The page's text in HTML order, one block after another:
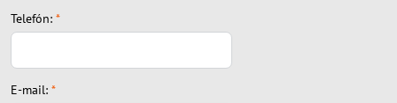
Telefón: *
E-mail: *